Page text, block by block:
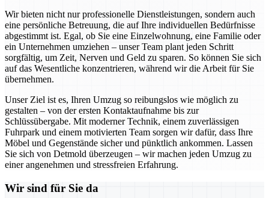
Wir bieten nicht nur professionelle Dienstleistungen, sondern auch
eine persönliche Betreuung, die auf Ihre individuellen Bedürfnisse
abgestimmt ist. Egal, ob Sie eine Einzelwohnung, eine Familie oder
ein Unternehmen umziehen – unser Team plant jeden Schritt
sorgfältig, um Zeit, Nerven und Geld zu sparen. So können Sie sich
auf das Wesentliche konzentrieren, während wir die Arbeit für Sie
übernehmen.
Unser Ziel ist es, Ihren Umzug so reibungslos wie möglich zu
gestalten – von der ersten Kontaktaufnahme bis zur
Schlüssübergabe. Mit moderner Technik, einem zuverlässigen
Fuhrpark und einem motivierten Team sorgen wir dafür, dass Ihre
Möbel und Gegenstände sicher und pünktlich ankommen. Lassen
Sie sich von Detmold überzeugen – wir machen jeden Umzug zu
einer angenehmen und stressfreien Erfahrung.
Wir sind für Sie da